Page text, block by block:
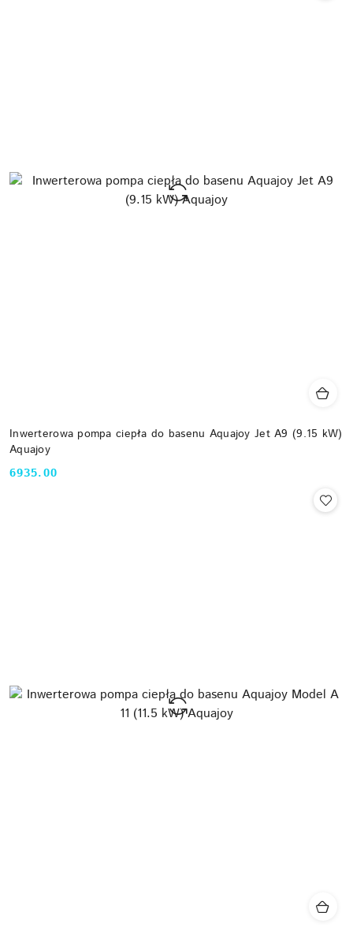
Inwerterowa pompa ciepła do basenu Aquajoy Jet A9 (9.15 kW)
Aquajoy
Cena:
6935.00